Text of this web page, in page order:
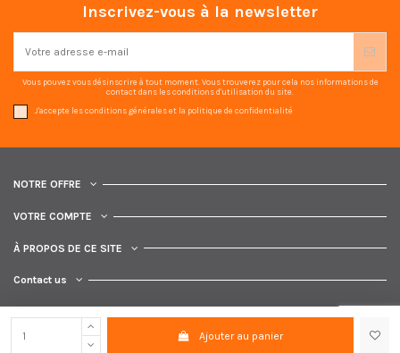
Ajouter au panier
Inscrivez-vous à la newsletter
Vous pouvez vous désinscrire à tout moment. Vous trouverez pour cela nos informations de
contact dans les conditions d'utilisation du site.
J'accepte les conditions générales et la politique de confidentialité
NOTRE OFFRE
VOTRE COMPTE
À PROPOS DE CE SITE
Contact us